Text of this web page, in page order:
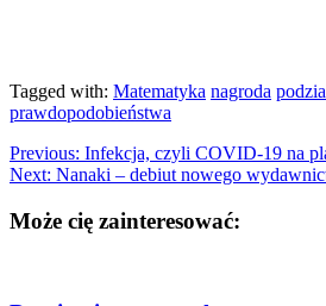
Tagged with: Matematyka nagroda
prawdopodobieństwa
Previous: Infekcja, czyli COVID-19 na
Next: Nanaki – debiut nowego
Może cię zainteresować: